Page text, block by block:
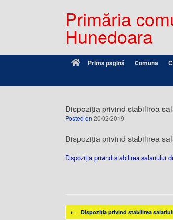
Primăria
Hunedoara
Prima pagină Comuna
Dispoziția privind stabilirea
Posted on 20/02/2019
Dispoziția privind stabilirea
Dispoziția privind stabilirea salariului
Post navigation
← Dispoziția privind stabilirea